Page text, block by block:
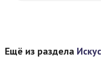
Ещё из раздела